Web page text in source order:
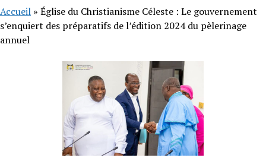
Accueil » Église du Christianisme Céleste : Le gouvernement
s’enquiert des préparatifs de l’édition 2024 du pèlerinage
annuel